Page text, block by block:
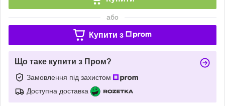
або
Купити з
Що таке купити з Пром?
Замовлення під захистом
Доступна доставка